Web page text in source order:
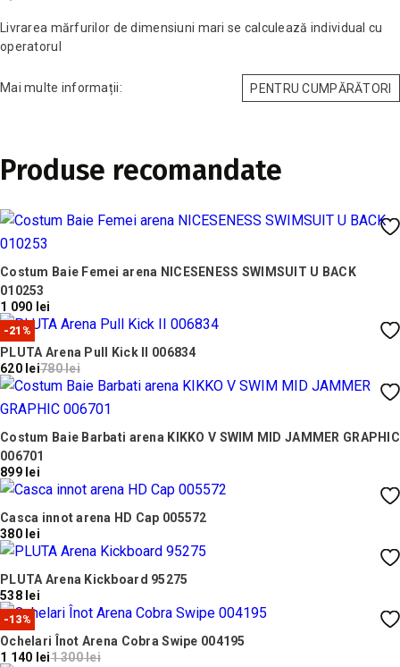
Livrarea mărfurilor de dimensiuni mari se calculează individual cu
operatorul
Mai multe informații: PENTRU CUMPĂRĂTORI
Produse recomandate
Costum Baie Femei arena NICESENESS SWIMSUIT U BACK
010253
1 090 lei
-21%
PLUTA Arena Pull Kick II 006834
620 lei780 lei
Costum Baie Barbati arena KIKKO V SWIM MID JAMMER GRAPHIC
006701
899 lei
Casca innot arena HD Cap 005572
380 lei
PLUTA Arena Kickboard 95275
538 lei
-13%
Ochelari Înot Arena Cobra Swipe 004195
1 140 lei1 300 lei